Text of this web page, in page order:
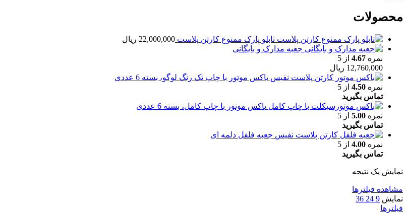
محصولات
تابلو پارک ممنوع کارتن پلاست 22,000,000 ریال
جعبه مدارک و بایگانی
نمره 4.67 از 5
12,760,000 ریال
باکس موتور با چاپ تک رنگ لوگو، بسته 6 عددی
نمره 4.50 از 5
تماس بگیرید
باکس موتور با چاپ کامل، بسته 6 عددی
نمره 5.00 از 5
تماس بگیرید
جعبه فلفل دلمه ای
نمره 4.00 از 5
تماس بگیرید
نمایش یک نتیجه
مشاهده فیلترها
نمایش 9
24
36
فیلترها